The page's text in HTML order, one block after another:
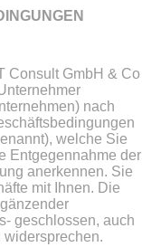
Consult GmbH & Co
nach
welche Sie
Entgegennahme der
anerkennen. Sie
mit Ihnen. Die
geschlossen, auch